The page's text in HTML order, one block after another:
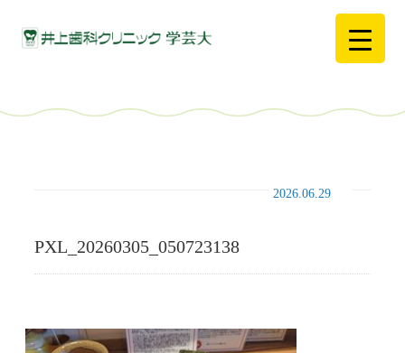
2026.06.29
PXL_20260305_050723138